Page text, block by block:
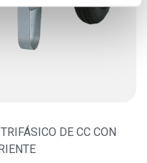
DE CC CON